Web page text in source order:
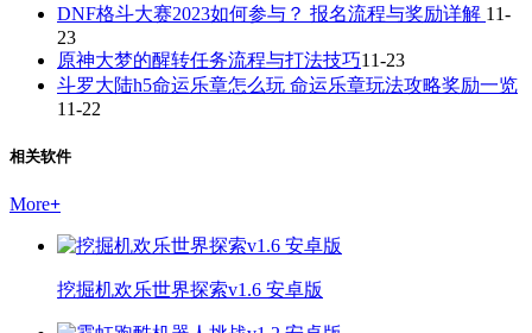
DNF格斗大赛2023如何参与？ 报名流程与奖励详解 11-
23
原神大梦的醒转任务流程与打法技巧11-23
斗罗大陆h5命运乐章怎么玩 命运乐章玩法攻略奖励一览
11-22
相关软件
More+
挖掘机欢乐世界探索v1.6 安卓版